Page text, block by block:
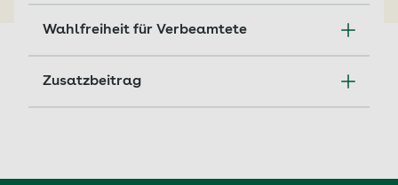
Altersgrenze keinen Beitrag für die
Krankenversicherung.
Wahlfreiheit für Verbeamtete
gesetzlich krankenversichern. Hier finden Sie
die Vorteile der AOK.
Zusatzbeitrag
Mehr erfahren